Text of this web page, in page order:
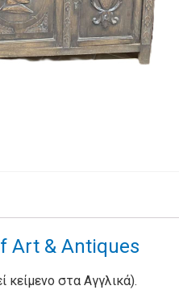
Art & Antiques
στα Αγγλικά).